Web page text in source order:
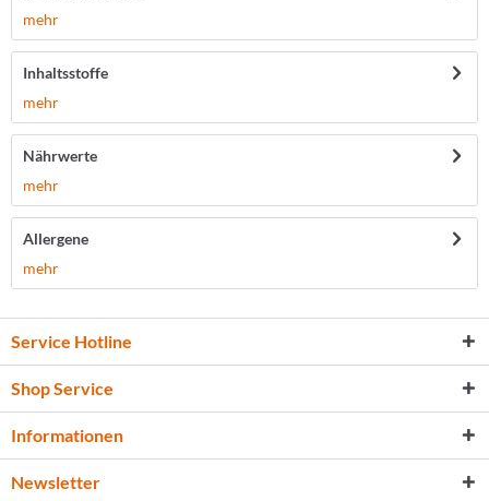
mehr
Inhaltsstoffe
mehr
Nährwerte
mehr
Allergene
mehr
Service Hotline
Shop Service
Informationen
Newsletter